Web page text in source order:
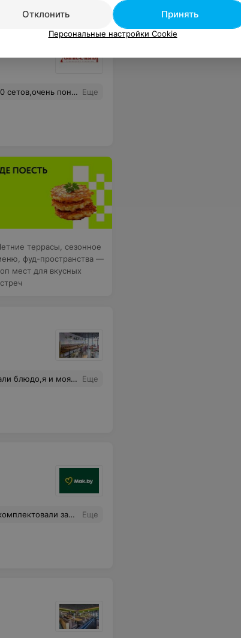
и закрыть крышкой, как будто бы это кофе,таких позитивных и заботливых людей в наше время мало. Еще
террасы, сезонное
фуд-пространства —
мест для вкусных
же симптомы, кушали в ресторане около 20:00 и больше приема пищи не было, поэтому с вероятностью 100% это говядина. Еще
И очень долгое ожидание всего-то двух порций картофеля по-деревенски. Еще
Отклонить
Принять
Персональные настройки Cookie